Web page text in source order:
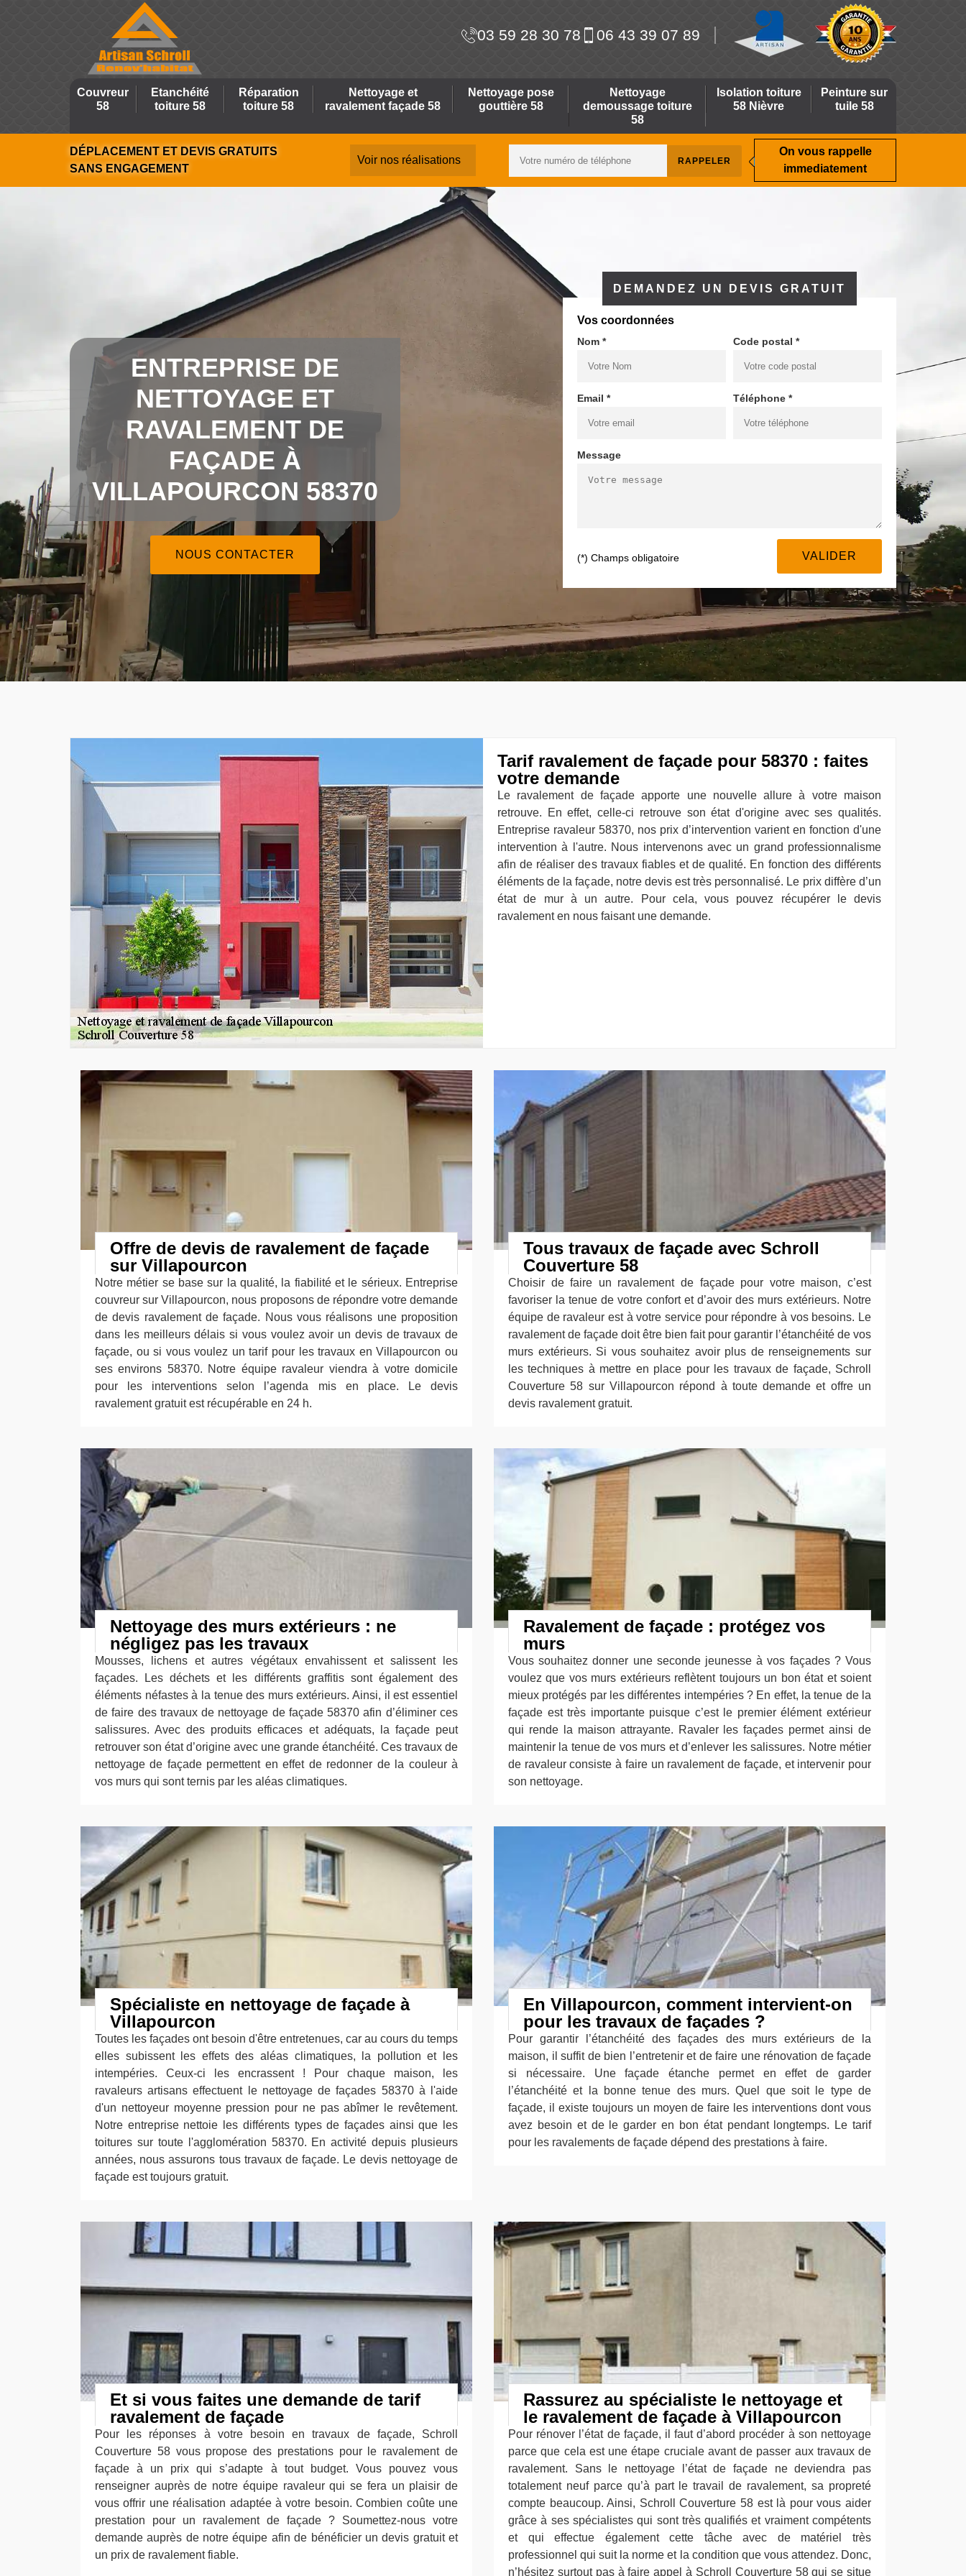
03 59 28 30 78 06 43 39 07 89
Couvreur
58
Etanchéité
toiture 58
Réparation
toiture 58
Nettoyage et
ravalement façade 58
Nettoyage pose
gouttière 58
Nettoyage
demoussage toiture
58
Isolation toiture
58 Nièvre
Peinture sur
tuile 58
DÉPLACEMENT ET DEVIS GRATUITS
SANS ENGAGEMENT
Voir nos réalisations
On vous rappelle
immediatement
ENTREPRISE DE
NETTOYAGE ET
RAVALEMENT DE
FAÇADE À
VILLAPOURCON 58370
NOUS CONTACTER
DEMANDEZ UN DEVIS GRATUIT
Vos coordonnées
Nom * Code postal *
Email * Téléphone *
Message
(*) Champs obligatoire
Tarif ravalement de façade pour 58370 : faites
votre demande
Le ravalement de façade apporte une nouvelle allure à votre maison
retrouve. En effet, celle-ci retrouve son état d'origine avec ses qualités.
Entreprise ravaleur 58370, nos prix d’intervention varient en fonction d'une
intervention à l'autre. Nous intervenons avec un grand professionnalisme
afin de réaliser des travaux fiables et de qualité. En fonction des différents
éléments de la façade, notre devis est très personnalisé. Le prix diffère d’un
état de mur à un autre. Pour cela, vous pouvez récupérer le devis
ravalement en nous faisant une demande.
Offre de devis de ravalement de façade
sur Villapourcon
Notre métier se base sur la qualité, la fiabilité et le sérieux. Entreprise
couvreur sur Villapourcon, nous proposons de répondre votre demande
de devis ravalement de façade. Nous vous réalisons une proposition
dans les meilleurs délais si vous voulez avoir un devis de travaux de
façade, ou si vous voulez un tarif pour les travaux en Villapourcon ou
ses environs 58370. Notre équipe ravaleur viendra à votre domicile
pour les interventions selon l’agenda mis en place. Le devis
ravalement gratuit est récupérable en 24 h.
Tous travaux de façade avec Schroll
Couverture 58
Choisir de faire un ravalement de façade pour votre maison, c’est
favoriser la tenue de votre confort et d’avoir des murs extérieurs. Notre
équipe de ravaleur est à votre service pour répondre à vos besoins. Le
ravalement de façade doit être bien fait pour garantir l’étanchéité de vos
murs extérieurs. Si vous souhaitez avoir plus de renseignements sur
les techniques à mettre en place pour les travaux de façade, Schroll
Couverture 58 sur Villapourcon répond à toute demande et offre un
devis ravalement gratuit.
Nettoyage des murs extérieurs : ne
négligez pas les travaux
Mousses, lichens et autres végétaux envahissent et salissent les
façades. Les déchets et les différents graffitis sont également des
éléments néfastes à la tenue des murs extérieurs. Ainsi, il est essentiel
de faire des travaux de nettoyage de façade 58370 afin d’éliminer ces
salissures. Avec des produits efficaces et adéquats, la façade peut
retrouver son état d’origine avec une grande étanchéité. Ces travaux de
nettoyage de façade permettent en effet de redonner de la couleur à
vos murs qui sont ternis par les aléas climatiques.
Ravalement de façade : protégez vos
murs
Vous souhaitez donner une seconde jeunesse à vos façades ? Vous
voulez que vos murs extérieurs reflètent toujours un bon état et soient
mieux protégés par les différentes intempéries ? En effet, la tenue de la
façade est très importante puisque c’est le premier élément extérieur
qui rende la maison attrayante. Ravaler les façades permet ainsi de
maintenir la tenue de vos murs et d’enlever les salissures. Notre métier
de ravaleur consiste à faire un ravalement de façade, et intervenir pour
son nettoyage.
Spécialiste en nettoyage de façade à
Villapourcon
Toutes les façades ont besoin d'être entretenues, car au cours du temps
elles subissent les effets des aléas climatiques, la pollution et les
intempéries. Ceux-ci les encrassent ! Pour chaque maison, les
ravaleurs artisans effectuent le nettoyage de façades 58370 à l'aide
d'un nettoyeur moyenne pression pour ne pas abîmer le revêtement.
Notre entreprise nettoie les différents types de façades ainsi que les
toitures sur toute l'agglomération 58370. En activité depuis plusieurs
années, nous assurons tous travaux de façade. Le devis nettoyage de
façade est toujours gratuit.
En Villapourcon, comment intervient-on
pour les travaux de façades ?
Pour garantir l’étanchéité des façades des murs extérieurs de la
maison, il suffit de bien l’entretenir et de faire une rénovation de façade
si nécessaire. Une façade étanche permet en effet de garder
l’étanchéité et la bonne tenue des murs. Quel que soit le type de
façade, il existe toujours un moyen de faire les interventions dont vous
avez besoin et de le garder en bon état pendant longtemps. Le tarif
pour les ravalements de façade dépend des prestations à faire.
Et si vous faites une demande de tarif
ravalement de façade
Pour les réponses à votre besoin en travaux de façade, Schroll
Couverture 58 vous propose des prestations pour le ravalement de
façade à un prix qui s’adapte à tout budget. Vous pouvez vous
renseigner auprès de notre équipe ravaleur qui se fera un plaisir de
vous offrir une réalisation adaptée à votre besoin. Combien coûte une
prestation pour un ravalement de façade ? Soumettez-nous votre
demande auprès de notre équipe afin de bénéficier un devis gratuit et
un prix de ravalement fiable.
Rassurez au spécialiste le nettoyage et
le ravalement de façade à Villapourcon
Pour rénover l’état de façade, il faut d’abord procéder à son nettoyage
parce que cela est une étape cruciale avant de passer aux travaux de
ravalement. Sans le nettoyage l’état de façade ne deviendra pas
totalement neuf parce qu’à part le travail de ravalement, sa propreté
compte beaucoup. Ainsi, Schroll Couverture 58 est là pour vous aider
grâce à ses spécialistes qui sont très qualifiés et vraiment compétents
et qui effectue également cette tâche avec de matériel très
professionnel qui suit la norme et la condition que vous attendez. Donc,
n’hésitez surtout pas à faire appel à Schroll Couverture 58 qui se situe